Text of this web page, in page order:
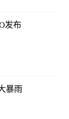
发布
暴雨